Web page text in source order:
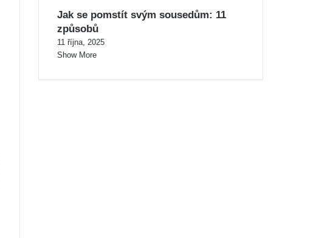
Jak se pomstít svým sousedům: 11
způsobů
11 října, 2025
Show More